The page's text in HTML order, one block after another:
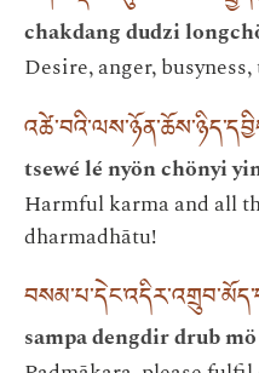
chakdang dudzi
Desire, anger,
tsewé lé nyön chönyi
Harmful karma and all
dharmadhātu!
sampa dengdir drub